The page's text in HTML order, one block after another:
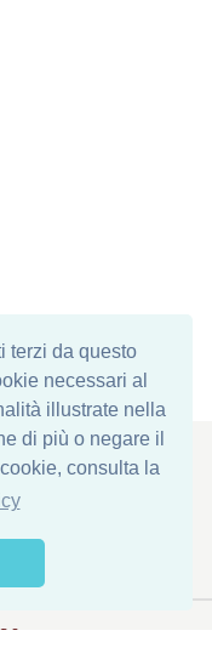
terzi da questo
necessari al
illustrate nella
di più o negare il
consulta la
di Ferro, 1
61/63